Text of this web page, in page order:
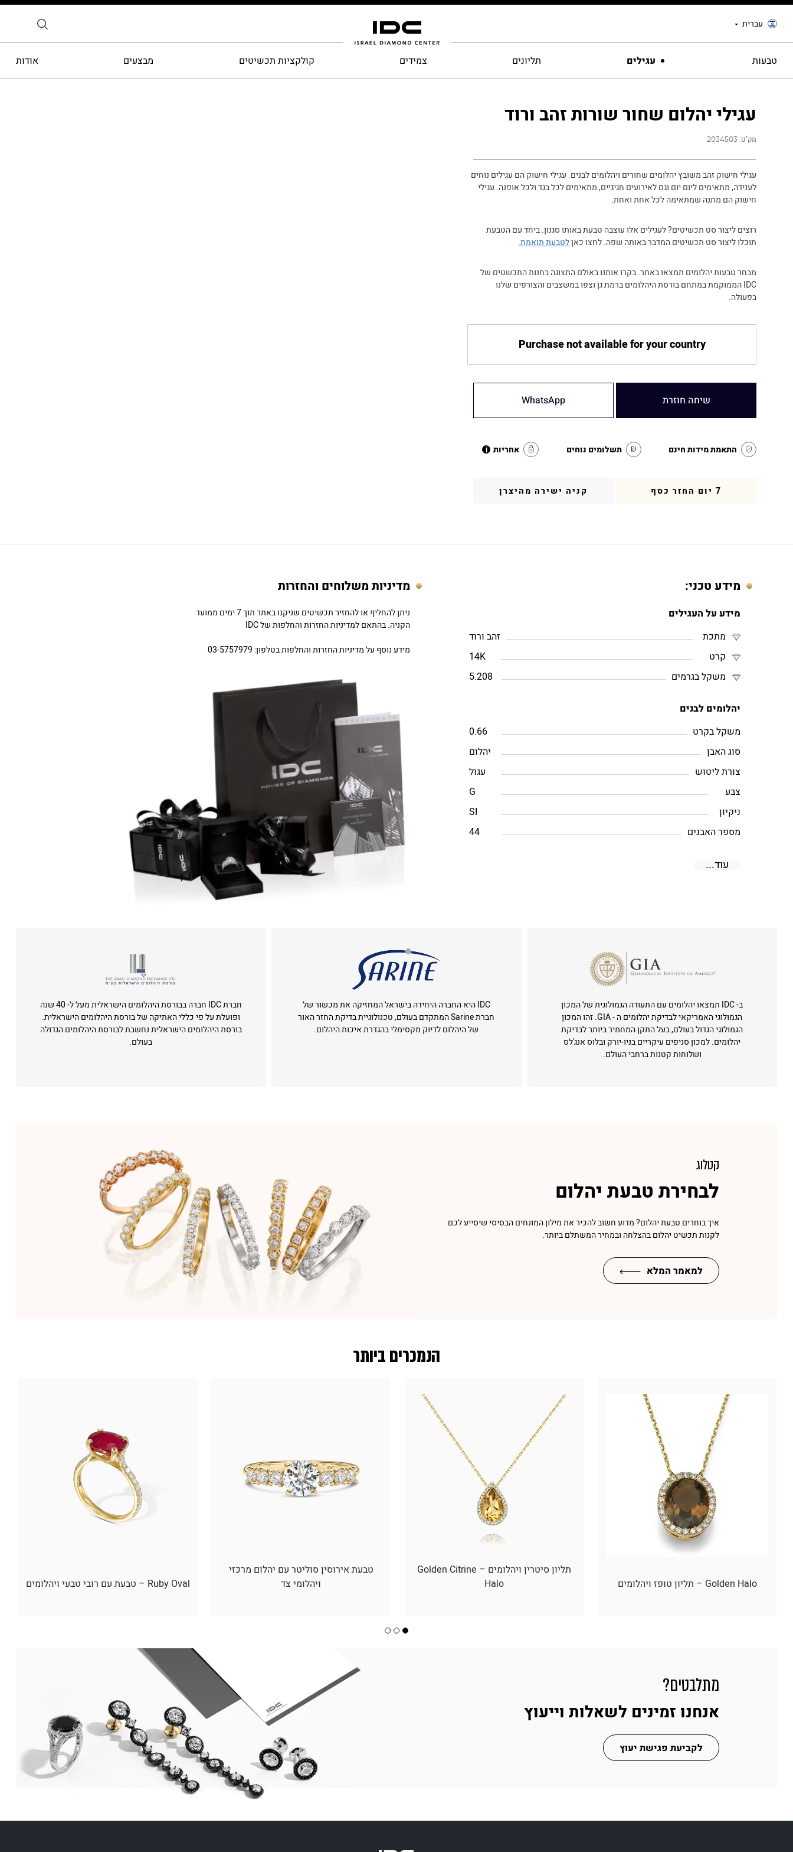
עברית
טבעות עגילים תליונים צמידים קולקציות תכשיטים מבצעים אודות
עגילי יהלום שחור שורות זהב ורוד
מק"ט: 2034503
עגילי חישוק זהב משובץ יהלומים שחורים ויהלומים לבנים. עגילי חישוק הם עגילים נוחים
לענידה, מתאימים ליום יום וגם לאירועים חגיגיים, מתאימים לכל בגד ולכל אופנה. עגילי
חישוק הם מתנה שמתאימה לכל אחת ואחת.
רוצים ליצור סט תכשיטים? לעגילים אלו עוצבה טבעת באותו סגנון. ביחד עם הטבעת
תוכלו ליצור סט תכשיטים המדבר באותה שפה. לחצו כאןלטבעת תואמת.
מבחר טבעות יהלומים תמצאו באתר. בקרו אותנו באולם התצוגה בחנות התכשטים של
IDC הממוקמת במתחם בורסת היהלומים ברמת גן וצפו במשצבים והצורפים שלנו
בפעולה.
Purchase not available for your country
שיחה חוזרת WhatsApp
התאמת מידות חינם תשלומים נוחים אחריות i
7 יום החזר כסף קניה ישירה מהיצרן
מידע טכני:
מידע על העגילים
מתכת
זהב ורוד
קרט
14K
משקל בגרמים
5.208
יהלומים לבנים
משקל בקרט
0.66
סוג האבן
יהלום
צורת ליטוש
עגול
צבע
G
ניקיון
SI
מספר האבנים
44
עוד...
מדיניות משלוחים והחזרות
ניתן להחליף או להחזיר תכשיטים שניקנו באתר תוך 7 ימים ממועד
הקניה. בהתאם למדיניות החזרות והחלפות של IDC
מידע נוסף על מדיניות החזרות והחלפות בטלפון: 03-5757979
ב- IDC תמצאו יהלומים עם התעודה הגמולוגית של המכון
הגמולוגי האמריקאי לבדיקת יהלומים ה - GIA. זהו המכון
הגמולוגי הגדול בעולם, בעל התקן המחמיר ביותר לבדיקת
יהלומים. למכון סניפים עיקריים בניו-יורק ובלוס אנג'לס
ושלוחות קטנות ברחבי העולם.
IDC היא החברה היחידה בישראל המחזיקה את מכשור של
חברת Sarine המתקדם בעולם, טכנולוגיית בדיקת החזר האור
של היהלום לדיוק מקסימלי בהגדרת איכות היהלום.
חברת IDC חברה בבורסת היהלומים הישראלית מעל ל- 40 שנה
ופועלת על פי כללי האתיקה של בורסת היהלומים הישראלית.
בורסת היהלומים הישראלית נחשבת לבורסת היהלומים הגדולה
בעולם.
קטלוג
לבחירת טבעת יהלום
איך בוחרים טבעת יהלום? מדוע חשוב להכיר את מילון המונחים הבסיסי שיסייע לכם
לקנות תכשיט יהלום בהצלחה ובמחיר המשתלם ביותר.
למאמר המלא
הנמכרים ביותר
Golden Halo – תליון טופז ויהלומים
תליון סיטרין ויהלומים – Golden Citrine
Halo
טבעת אירוסין סוליטר עם יהלום מרכזי
ויהלומי צד
Ruby Oval – טבעת עם רובי טבעי ויהלומים
מתלבטים?
אנחנו זמינים לשאלות וייעוץ
לקביעת פגישת יעוץ